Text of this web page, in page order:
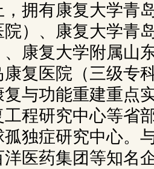
，拥有康复大学青
）、康复大学青
、康复大学附属山
康复医院（三级专
复与功能重建重点
工程研究中心等省
孤独症研究中心。
洋医药集团等知名